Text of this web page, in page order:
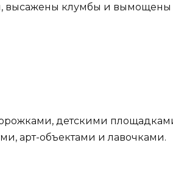
высажены клумбы и вымощены
детскими
арт-объектами и лавочками.